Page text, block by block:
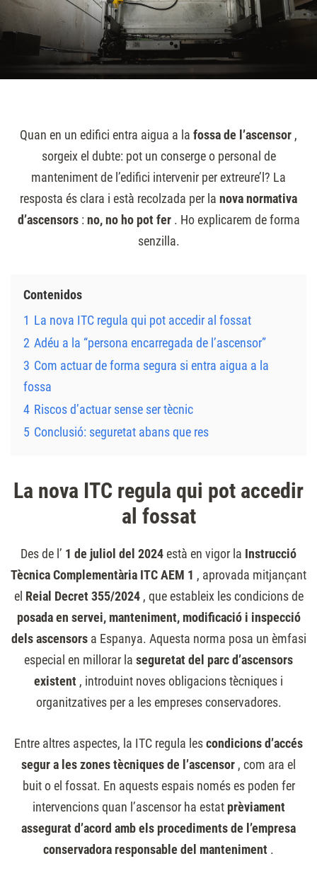
Quan en un edifici entra aigua a la fossa de l’ascensor ,
sorgeix el dubte: pot un conserge o personal de
manteniment de l’edifici intervenir per extreure’l? La
resposta és clara i està recolzada per la nova normativa
d’ascensors: no, no ho pot fer. Ho explicarem de forma
senzilla.
Contenidos
1 La nova ITC regula qui pot accedir al fossat
2 Adéu a la “persona encarregada de l’ascensor”
3 Com actuar de forma segura si entra aigua a la
fossa
4 Riscos d’actuar sense ser tècnic
5 Conclusió: seguretat abans que res
La nova ITC regula qui pot accedir
al fossat
Des de l’ 1 de juliol del 2024està en vigor la Instrucció
Tècnica Complementària ITC AEM 1 , aprovada mitjançant
el Reial Decret 355/2024, que estableix les condicions de
posada en servei, manteniment, modificació i inspecció
dels ascensorsa Espanya. Aquesta norma posa un èmfasi
especial en millorar la seguretat del parc d’ascensors
existent , introduint noves obligacions tècniques i
organitzatives per a les empreses conservadores.
Entre altres aspectes, la ITC regula lescondicions d’accés
segur a les zones tècniques de l’ascensor , com ara el
buit o el fossat. En aquests espais només es poden fer
intervencions quan l’ascensor ha estat prèviament
assegurat d’acord amb els procediments de l’empresa
conservadora responsable del manteniment .